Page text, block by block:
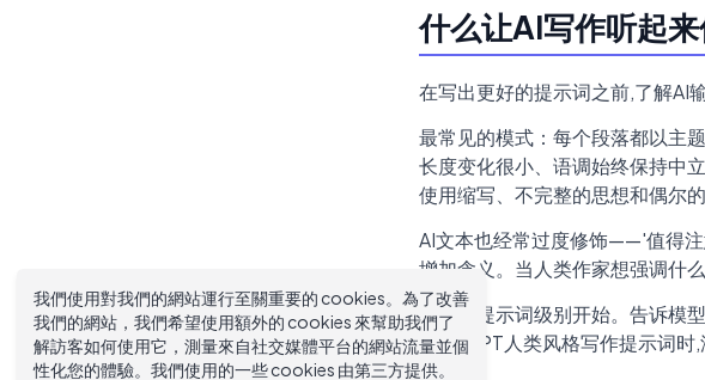
什么让AI写作听起
在写出更好的提示词之前,了解AI
最常见的模式：每个段落都以主
长度变化很小、语调始终保持中
使用缩写、不完整的思想和偶尔
AI文本也经常过度修饰——'值得
增加含义。当人类作家想强调什
修正从提示词级别开始。告诉模
ChatGPT人类风格写作提示词时,
我們使用對我們的網站運行至關重要的 cookies。為了改善
我們的網站，我們希望使用額外的 cookies 來幫助我們了
解訪客如何使用它，測量來自社交媒體平台的網站流量並個
性化您的體驗。我們使用的一些 cookies 由第三方提供。